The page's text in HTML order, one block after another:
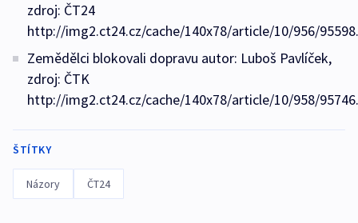
zdroj: ČT24
http://img2.ct24.cz/cache/140x78/article/10/956/
Zemědělci blokovali dopravu autor: Luboš Pavlíček,
zdroj: ČTK
http://img2.ct24.cz/cache/140x78/article/10/958/
ŠTÍTKY
Názory ČT24